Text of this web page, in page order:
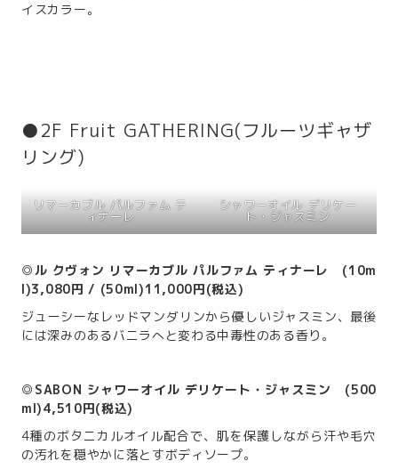
イスカラー。
●2F Fruit GATHERING(フルーツギャザ
リング)
リマーカブル パルファム テ
ィナーレ
シャワーオイル デリケー
ト・ジャスミン
◎ル クヴォン リマーカブル パルファム ティナーレ (10m
l)3,080円 / (50ml)11,000円(税込)
ジューシーなレッドマンダリンから優しいジャスミン、最後
には深みのあるバニラへと変わる中毒性のある香り。
◎SABON シャワーオイル デリケート・ジャスミン (500
ml)4,510円(税込)
4種のボタニカルオイル配合で、肌を保護しながら汗や毛穴
の汚れを穏やかに落とすボディソープ。